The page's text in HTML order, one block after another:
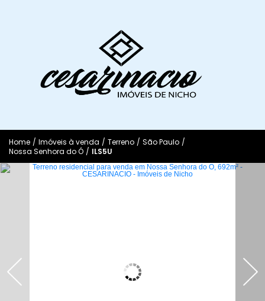
Home / Imóveis à venda / Terreno / São Paulo /
Nossa Senhora do Ó / ILS5U